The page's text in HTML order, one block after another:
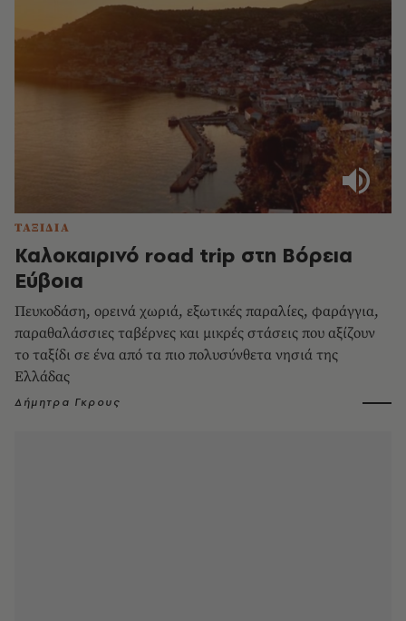
ΤΑΞΙΔΙΑ
Καλοκαιρινό road trip στη Βόρεια
Εύβοια
Πευκοδάση, ορεινά χωριά, εξωτικές παραλίες, φαράγγια,
παραθαλάσσιες ταβέρνες και μικρές στάσεις που αξίζουν
το ταξίδι σε ένα από τα πιο πολυσύνθετα νησιά της
Ελλάδας
Δήμητρα Γκρους